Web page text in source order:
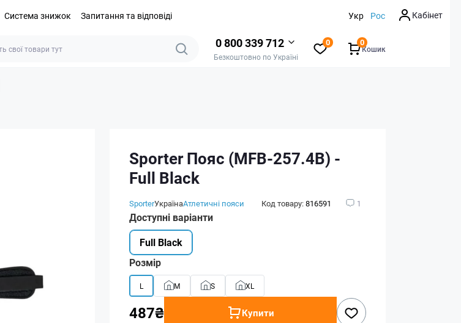
Система знижок Запитання та відповіді Укр Рос Кабінет
0 800 339 712
Безкоштовно по Україні
0
Кошик
0
Sporter Пояс (MFB-257.4B) -
Full Black
SporterУкраїнаАтлетичні пояси Код товару:816591 1
Доступні варіанти
Full Black
Розмір
L M S XL
487₴ Купити